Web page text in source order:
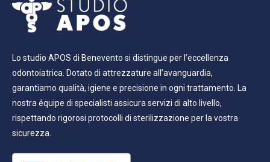
Lo studio APOS di Benevento si distingue per l’eccellenza
odontoiatrica. Dotato di attrezzature all’avanguardia,
garantiamo qualità, igiene e precisione in ogni trattamento. La
nostra équipe di specialisti assicura servizi di alto livello,
rispettando rigorosi protocolli di sterilizzazione per la vostra
sicurezza.